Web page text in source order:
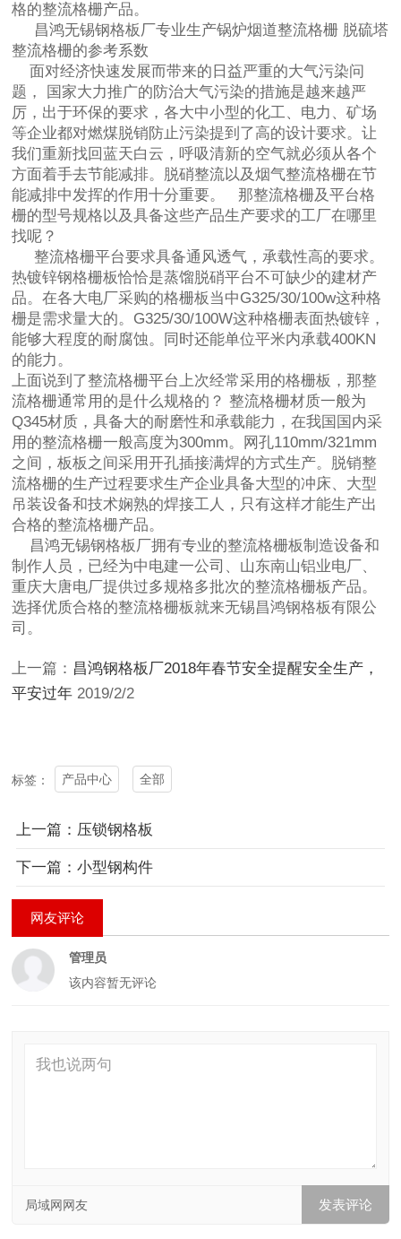
格的整流格栅产品。
昌鸿无锡钢格板厂专业生产锅炉烟道整流格栅 脱硫塔
整流格栅的参考系数
面对经济快速发展而带来的日益严重的大气污染问
题， 国家大力推广的防治大气污染的措施是越来越严
厉，出于环保的要求，各大中小型的化工、电力、矿场
等企业都对燃煤脱销防止污染提到了高的设计要求。让
我们重新找回蓝天白云，呼吸清新的空气就必须从各个
方面着手去节能减排。脱硝整流以及烟气整流格栅在节
能减排中发挥的作用十分重要。 那整流格栅及平台格
栅的型号规格以及具备这些产品生产要求的工厂在哪里
找呢？
整流格栅平台要求具备通风透气，承载性高的要求。
热镀锌钢格栅板恰恰是蒸馏脱硝平台不可缺少的建材产
品。在各大电厂采购的格栅板当中G325/30/100w这种格
栅是需求量大的。G325/30/100W这种格栅表面热镀锌，
能够大程度的耐腐蚀。同时还能单位平米内承载400KN
的能力。
上面说到了整流格栅平台上次经常采用的格栅板，那整
流格栅通常用的是什么规格的？ 整流格栅材质一般为
Q345材质，具备大的耐磨性和承载能力，在我国国内采
用的整流格栅一般高度为300mm。网孔110mm/321mm
之间，板板之间采用开孔插接满焊的方式生产。脱销整
流格栅的生产过程要求生产企业具备大型的冲床、大型
吊装设备和技术娴熟的焊接工人，只有这样才能生产出
合格的整流格栅产品。
昌鸿无锡钢格板厂拥有专业的整流格栅板制造设备和
制作人员，已经为中电建一公司、山东南山铝业电厂、
重庆大唐电厂提供过多规格多批次的整流格栅板产品。
选择优质合格的整流格栅板就来无锡昌鸿钢格板有限公
司 。
上一篇： 昌鸿钢格板厂2018年春节安全提醒安全生产，
平安过年 2019/2/2
标签： 产品中心 全部
上一篇：压锁钢格板
下一篇：小型钢构件
网友评论
管理员
该内容暂无评论
局域网网友